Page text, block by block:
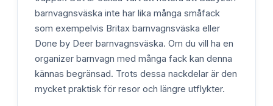
barnvagnsväska inte har lika många småfack
som exempelvis Britax barnvagnsväska eller
Done by Deer barnvagnsväska. Om du vill ha en
organizer barnvagn med många fack kan denna
kännas begränsad. Trots dessa nackdelar är den
mycket praktisk för resor och längre utflykter.